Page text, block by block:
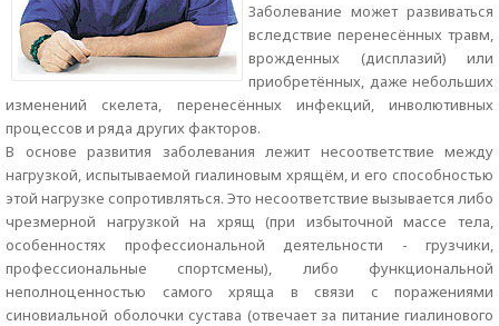
Заболевание может развиваться
вследствие перенесённых травм,
врожденных (дисплазий) или
приобретённых, даже небольших
изменений скелета, перенесённых инфекций, инволютивных
процессов и ряда других факторов.
В основе развития заболевания лежит несоответствие между
нагрузкой, испытываемой гиалиновым хрящём, и его способностью
этой нагрузке сопротивляться. Это несоответствие вызывается либо
чрезмерной нагрузкой на хрящ (при избыточной массе тела,
особенностях профессиональной деятельности - грузчики,
профессиональные спортсмены), либо функциональной
неполноценностью самого хряща в связи с поражениями
синовиальной оболочки сустава (отвечает за питание гиалинового